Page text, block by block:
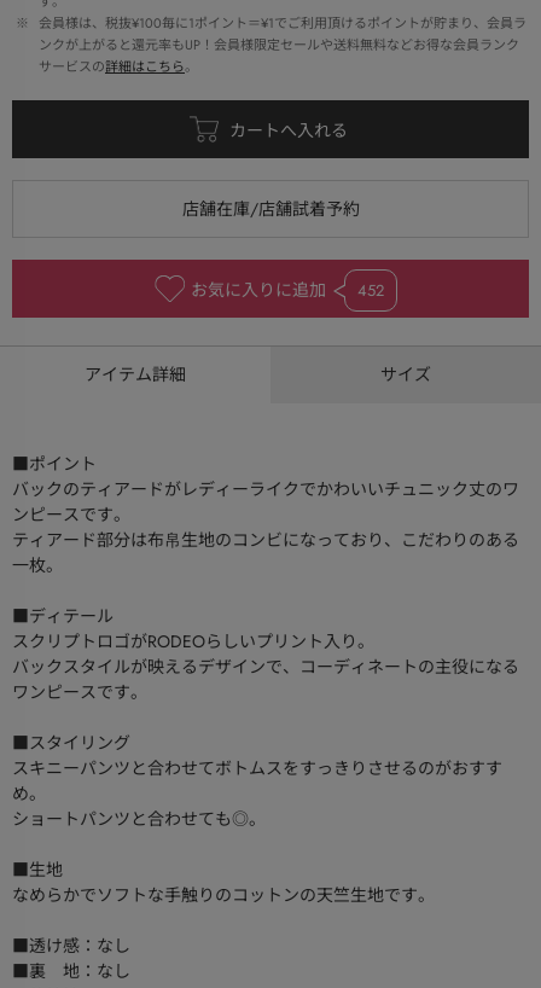
※
会員様は、税抜¥100毎に1ポイント＝¥1でご利用頂けるポイントが貯まり、会員ラ
ンクが上がると還元率もUP！会員様限定セールや送料無料などお得な会員ランク
サービスの詳細はこちら。
お気に入りに追加 452
アイテム詳細 サイズ
■ポイント
バックのティアードがレディーライクでかわいいチュニック丈のワ
ンピースです。
ティアード部分は布帛生地のコンビになっており、こだわりのある
一枚。
■ディテール
スクリプトロゴがRODEOらしいプリント入り。
バックスタイルが映えるデザインで、コーディネートの主役になる
ワンピースです。
■スタイリング
スキニーパンツと合わせてボトムスをすっきりさせるのがおすす
め。
ショートパンツと合わせても◎。
■生地
なめらかでソフトな手触りのコットンの天竺生地です。
■透け感：なし
■裏 地：なし